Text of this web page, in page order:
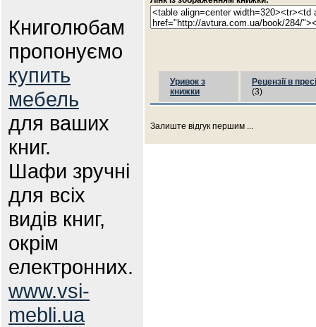
Книголюбам
пропонуємо
купить
мебель
для ваших
книг.
Шафи зручні
для всіх
видів книг,
окрім
електронних.
www.vsi-
mebli.ua
Уривок з
книжки
Рецензії в пресі
(3)
Залиште відгук першим ...